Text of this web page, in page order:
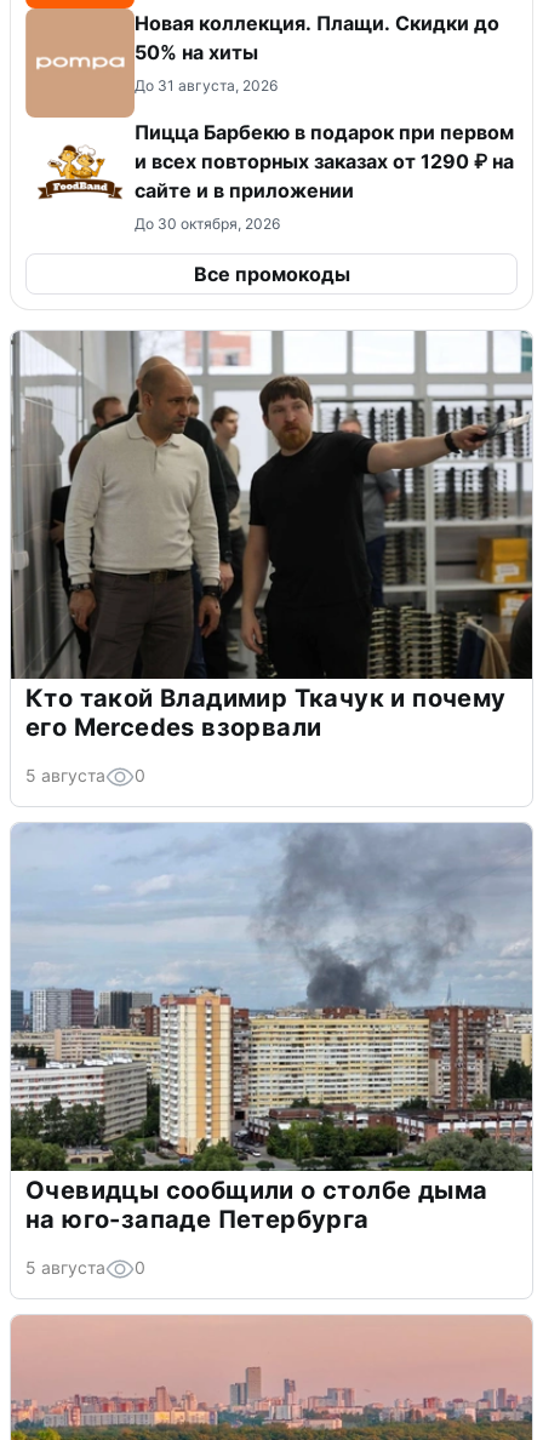
Новая коллекция. Плащи. Скидки до
50% на хиты
До 31 августа, 2026
Пицца Барбекю в подарок при первом
и всех повторных заказах от 1290 ₽ на
сайте и в приложении
До 30 октября, 2026
Все промокоды
Кто такой Владимир Ткачук и почему
его Mercedes взорвали
5 августа 0
Очевидцы сообщили о столбе дыма
на юго-западе Петербурга
5 августа 0